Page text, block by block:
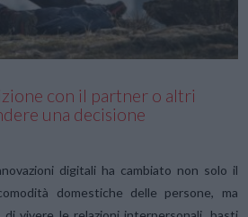
con il partner o altri
una decisione
digitali ha cambiato non solo il
domestiche delle persone, ma